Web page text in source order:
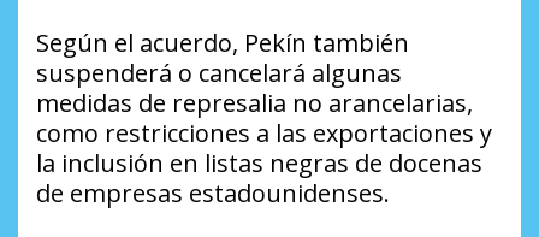
Según el acuerdo, Pekín también
suspenderá o cancelará algunas
medidas de represalia no arancelarias,
como restricciones a las exportaciones y
la inclusión en listas negras de docenas
de empresas estadounidenses.